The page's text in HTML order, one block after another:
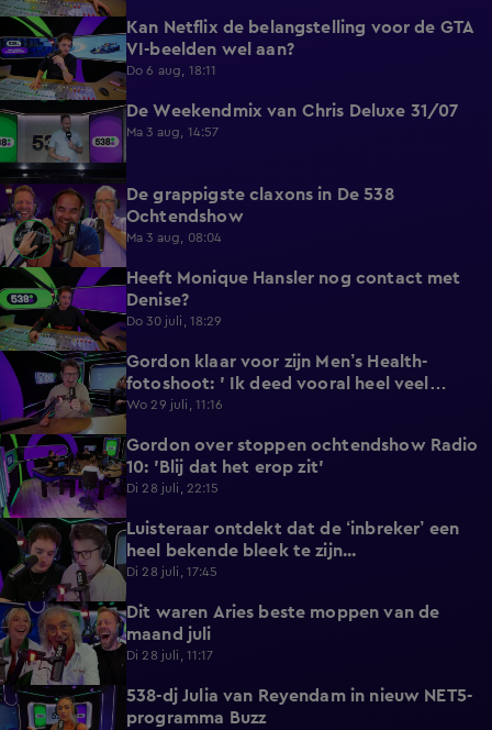
5:12
Kan Netflix de belangstelling voor de GTA
VI-beelden wel aan?
Do 6 aug, 18:11
24:39 De Weekendmix van Chris Deluxe 31/07
Ma 3 aug, 14:57
1:36
De grappigste claxons in De 538
Ochtendshow
Ma 3 aug, 08:04
5:35
Heeft Monique Hansler nog contact met
Denise?
Do 30 juli, 18:29
4:33
Gordon klaar voor zijn Men’s Health-
fotoshoot: ' Ik deed vooral heel veel
wandelen'.
Wo 29 juli, 11:16
4:28
Gordon over stoppen ochtendshow Radio
10: 'Blij dat het erop zit'
Di 28 juli, 22:15
4:45
Luisteraar ontdekt dat de ‘inbreker’ een
heel bekende bleek te zijn...
Di 28 juli, 17:45
2:23
Dit waren Aries beste moppen van de
maand juli
Di 28 juli, 11:17
3:09
538-dj Julia van Reyendam in nieuw NET5-
programma Buzz